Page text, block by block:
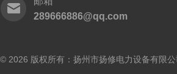
289666886@qq.com
© 2026 版权所有：扬州市扬修电力设备有限